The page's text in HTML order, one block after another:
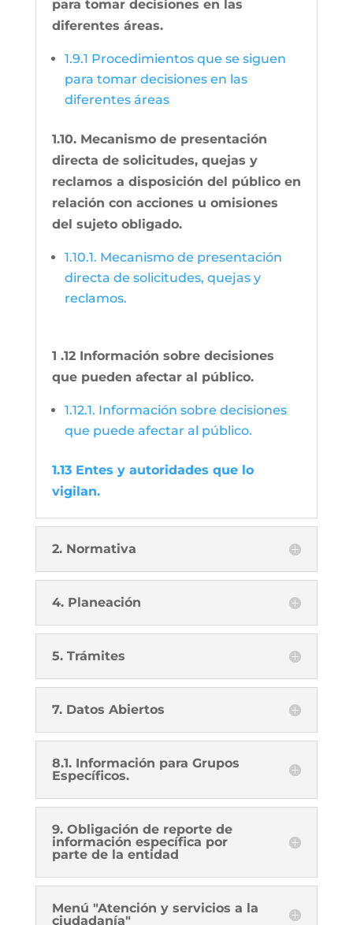
para tomar decisiones en las
diferentes áreas.
1.9.1 Procedimientos que se siguen
para tomar decisiones en las
diferentes áreas
1.10. Mecanismo de presentación
directa de solicitudes, quejas y
reclamos a disposición del público en
relación con acciones u omisiones
del sujeto obligado.
1.10.1. Mecanismo de presentación
directa de solicitudes, quejas y
reclamos.
1 .12 Información sobre decisiones
que pueden afectar al público.
1.12.1. Información sobre decisiones
que puede afectar al público.
1.13 Entes y autoridades que lo
vigilan.
2. Normativa
4. Planeación
5. Trámites
7. Datos Abiertos
8.1. Información para Grupos
Específicos.
9. Obligación de reporte de
información específica por
parte de la entidad
Menú "Atención y servicios a la
ciudadanía"